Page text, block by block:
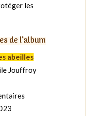
les
de l’album
abeilles
Jouffroy